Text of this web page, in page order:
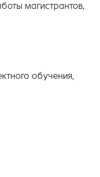
магистрантов,
обучения,